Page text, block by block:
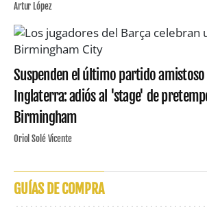
Artur López
Suspenden el último partido
Inglaterra: adiós al 'stage' de
Birmingham
Oriol Solé Vicente
GUÍAS DE COMPRA